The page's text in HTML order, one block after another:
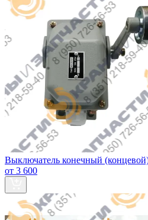
Выключатель конечный
от 3 600